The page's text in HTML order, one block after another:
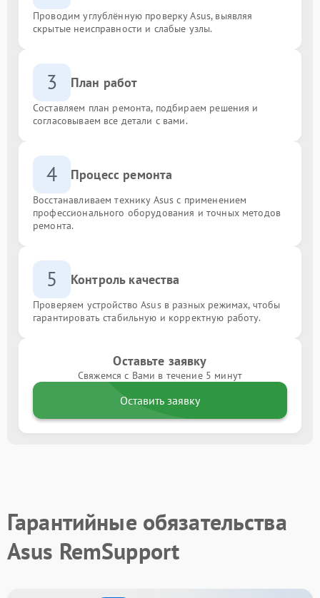
Проводим углублённую проверку Asus, выявляя
скрытые неисправности и слабые узлы.
3 План работ
Составляем план ремонта, подбираем решения и
согласовываем все детали с вами.
4 Процесс ремонта
Восстанавливаем технику Asus с применением
профессионального оборудования и точных методов
ремонта.
5 Контроль качества
Проверяем устройство Asus в разных режимах, чтобы
гарантировать стабильную и корректную работу.
Оставьте заявку
Свяжемся с Вами в течение 5 минут
Оставить заявку
Гарантийные обязательства
Asus RemSupport